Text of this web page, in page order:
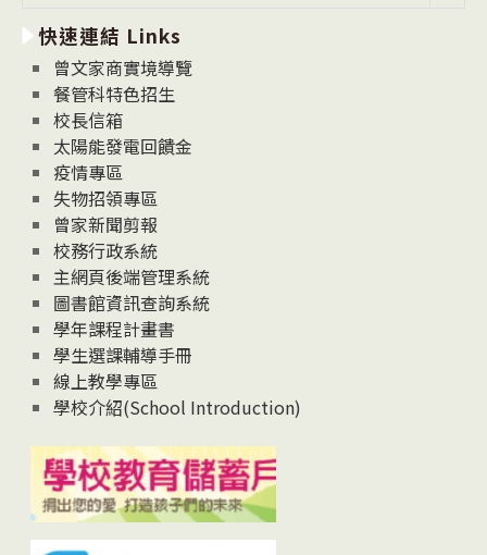
消
息
News
快速連結 Links
曾文家商實境導覽
餐管科特色招生
校長信箱
太陽能發電回饋金
疫情專區
失物招領專區
曾家新聞剪報
校務行政系統
主網頁後端管理系統
圖書館資訊查詢系統
學年課程計畫書
學生選課輔導手冊
線上教學專區
學校介紹(School Introduction)